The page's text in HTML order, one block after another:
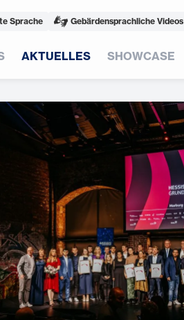
Sprache Gebärdensprachliche Videos
AKTUELLES SHOWCASE